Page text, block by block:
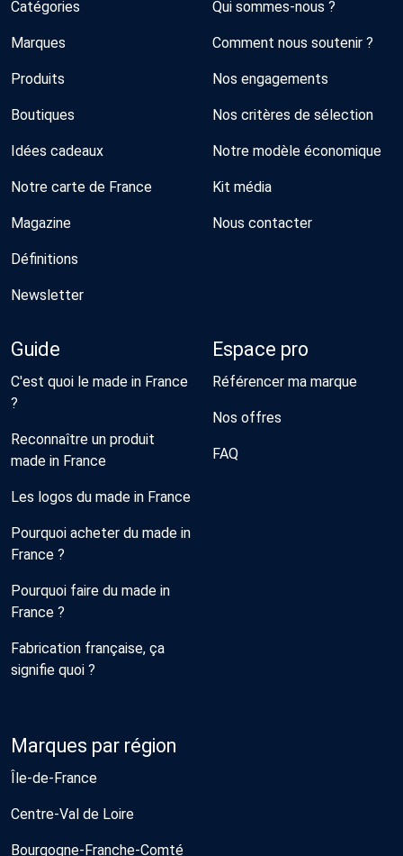
Catégories
Marques
Produits
Boutiques
Idées cadeaux
Notre carte de France
Magazine
Définitions
Newsletter
Qui sommes-nous ?
Comment nous soutenir ?
Nos engagements
Nos critères de sélection
Notre modèle économique
Kit média
Nous contacter
Guide
C'est quoi le made in France
?
Reconnaître un produit
made in France
Les logos du made in France
Pourquoi acheter du made in
France ?
Pourquoi faire du made in
France ?
Fabrication française, ça
signifie quoi ?
Espace pro
Référencer ma marque
Nos offres
FAQ
Marques par région
Île-de-France
Centre-Val de Loire
Bourgogne-Franche-Comté